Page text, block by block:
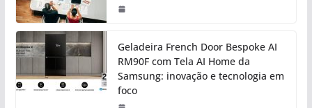
Geladeira French Door Bespoke AI
RM90F com Tela AI Home da
Samsung: inovação e tecnologia em
foco